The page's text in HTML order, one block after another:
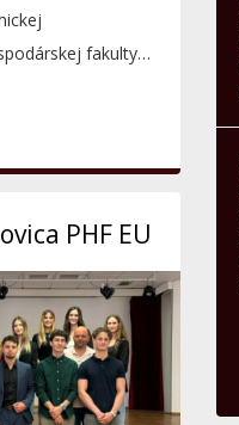
fakulty
PHF EU